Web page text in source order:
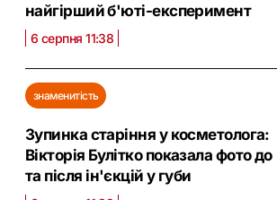
найгірший б'юті-експеримент
6 серпня 11:38
знаменитість
Зупинка старіння у косметолога:
Вікторія Булітко показала фото до
та після ін'єкцій у губи